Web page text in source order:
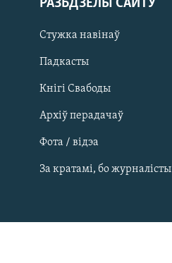
САЧЫЦЕ ЗА АБНАЎЛЕНЬНЯМІ
РАЗЬДЗЕЛЫ САЙТУ
Стужка навінаў
Падкасты
Кнігі Свабоды
Архіў перадачаў
Фота / відэа
За кратамі, бо журналісты